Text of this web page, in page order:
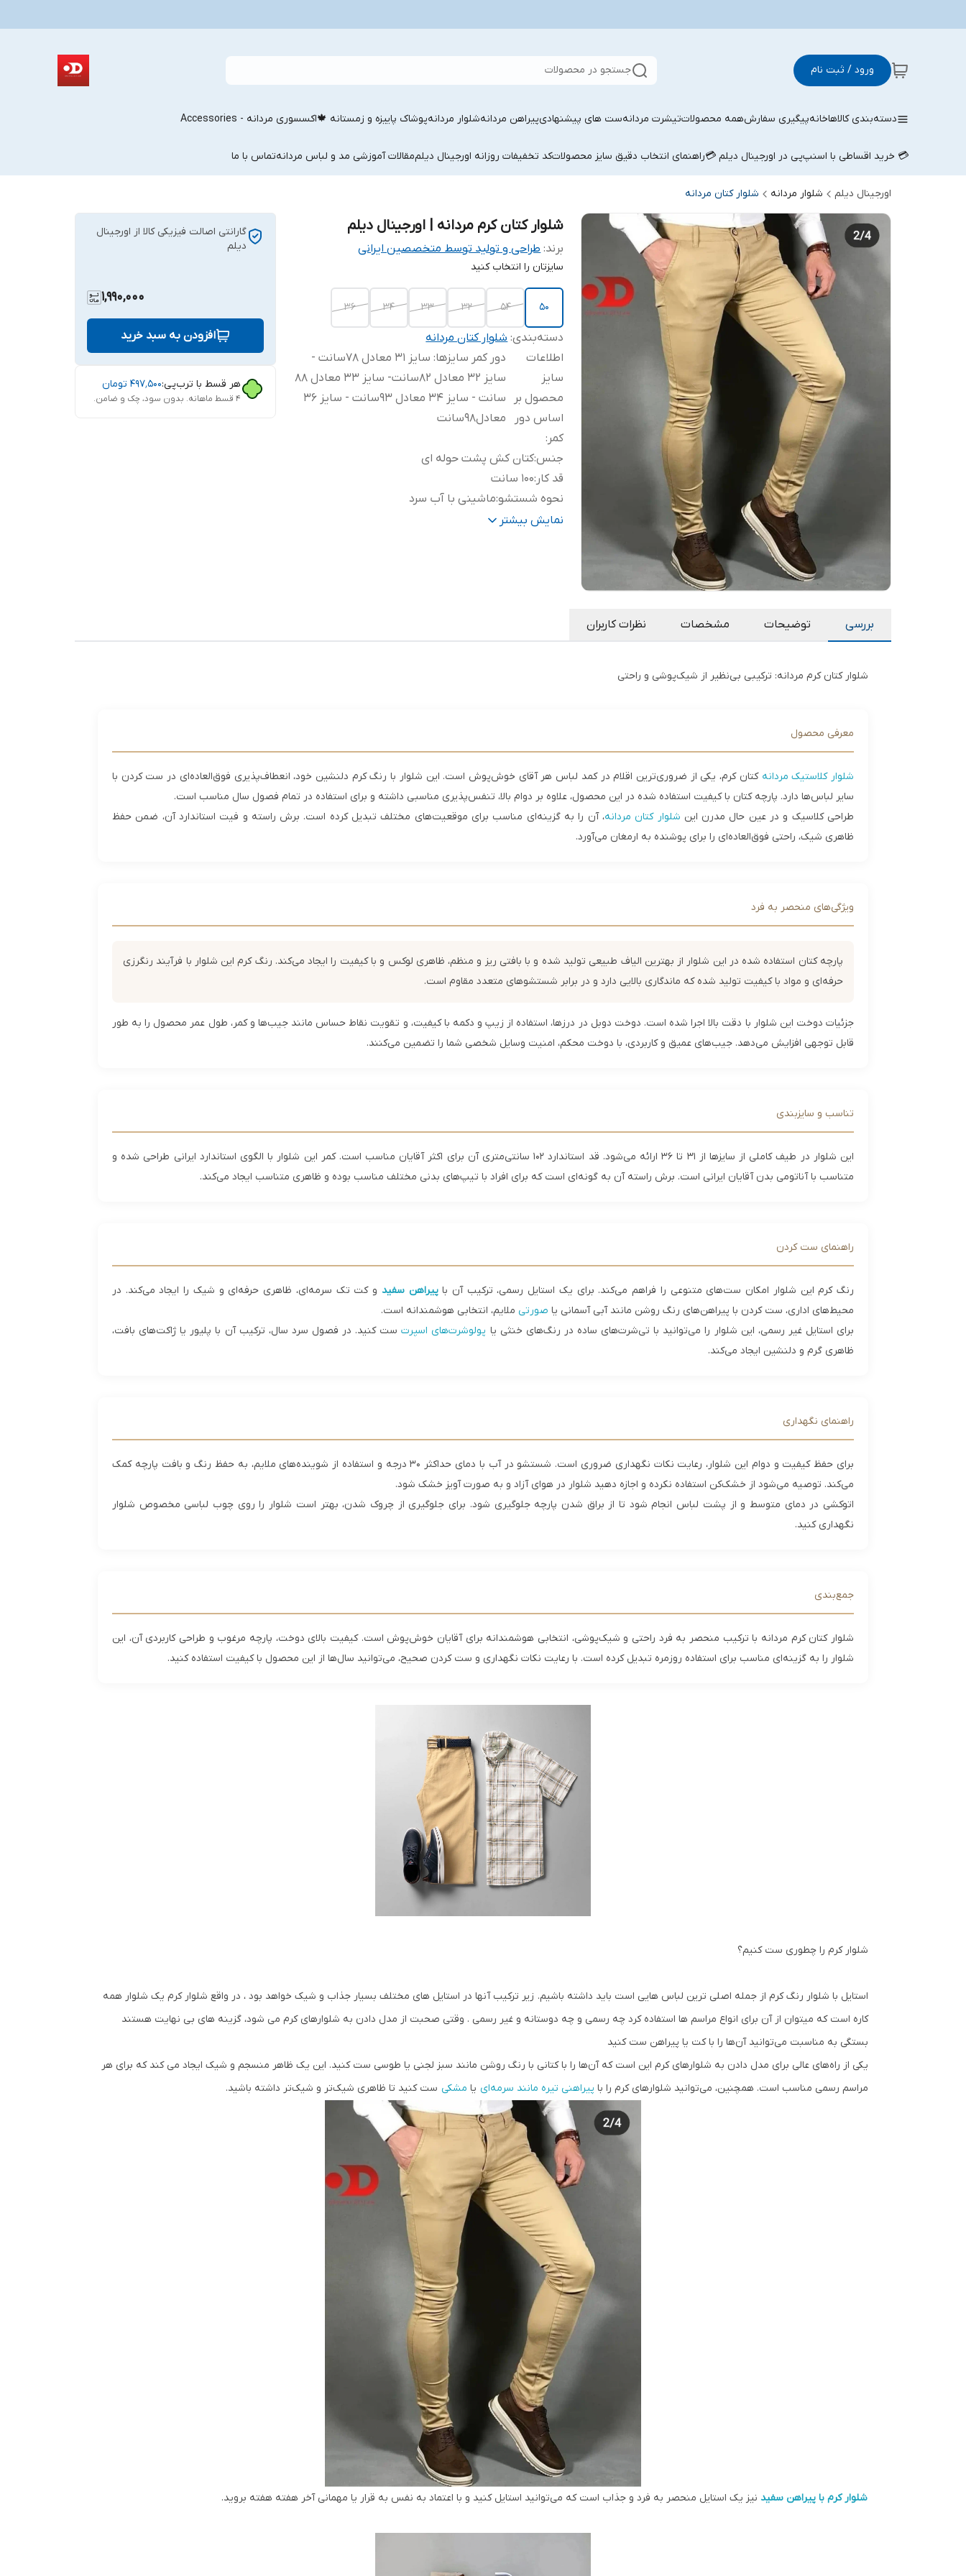
ورود / ثبت نام جستجو در محصولات
دسته‌بندی کالاهاخانهپیگیری سفارشهمه محصولاتتیشرت مردانهست های پیشنهادیپیراهن مردانهشلوار مردانهپوشاک پاییزه و زمستانه 🍁اکسسوری مردانه - Accessories
💳 خرید اقساطی با اسنپ‌پی در اورجینال دیلم 💳راهنمای انتخاب دقیق سایز محصولاتکد تخفیفات روزانه اورجینال دیلممقالات آموزشی مد و لباس مردانهتماس با ما
اورجینال دیلم شلوار مردانه شلوار کتان مردانه
شلوار کتان کرم مردانه | اورجینال دیلم
برند: طراحی و تولید توسط متخصصین ایرانی
سایزتان را انتخاب کنید
50
54 ۳۲ ۳۳ ۳۴ ۳۶
دسته‌بندی:شلوار کتان مردانه
اطلاعات
سایز
محصول بر
اساس دور
کمر :
دور کمر سایزها: سايز 31 معادل 78سانت -
سايز 32 معادل 82سانت- سايز 33 معادل 88
سانت - سايز 34 معادل 93سانت - سايز 36
معادل98سانت
جنس:کتان کش پشت حوله ای
قد کار :100 سانت
نحوه شستشو:ماشینی با آب سرد
مورد استفاده: سرکار دور همی مهمانی نمایش بیشتر
گارانتی اصالت فیزیکی کالا از اورجینال
دیلم
1,990,000
افزودن به سبد خرید
هر قسط با ترب‌پی:۴۹۷٬۵۰۰ تومان
۴ قسط ماهانه. بدون سود، چک و ضامن.
بررسی توضیحات مشخصات نظرات کاربران
شلوار کتان کرم مردانه: ترکیبی بی‌نظیر از شیک‌پوشی و راحتی
معرفی محصول
شلوار کلاستیک مردانه کتان کرم، یکی از ضروری‌ترین اقلام در کمد لباس هر آقای خوش‌پوش است. این شلوار با رنگ کرم دلنشین خود، انعطاف‌پذیری فوق‌العاده‌ای در ست کردن با
سایر لباس‌ها دارد. پارچه کتان با کیفیت استفاده شده در این محصول، علاوه بر دوام بالا، تنفس‌پذیری مناسبی داشته و برای استفاده در تمام فصول سال مناسب است.
طراحی کلاسیک و در عین حال مدرن این شلوار کتان مردانه، آن را به گزینه‌ای مناسب برای موقعیت‌های مختلف تبدیل کرده است. برش راسته و فیت استاندارد آن، ضمن حفظ
ظاهری شیک، راحتی فوق‌العاده‌ای را برای پوشنده به ارمغان می‌آورد.
ویژگی‌های منحصر به فرد
پارچه کتان استفاده شده در این شلوار از بهترین الیاف طبیعی تولید شده و با بافتی ریز و منظم، ظاهری لوکس و با کیفیت را ایجاد می‌کند. رنگ کرم این شلوار با فرآیند رنگرزی
حرفه‌ای و مواد با کیفیت تولید شده که ماندگاری بالایی دارد و در برابر شستشوهای متعدد مقاوم است.
جزئیات دوخت این شلوار با دقت بالا اجرا شده است. دوخت دوبل در درزها، استفاده از زیپ و دکمه با کیفیت، و تقویت نقاط حساس مانند جیب‌ها و کمر، طول عمر محصول را به طور
قابل توجهی افزایش می‌دهد. جیب‌های عمیق و کاربردی، با دوخت محکم، امنیت وسایل شخصی شما را تضمین می‌کنند.
تناسب و سایزبندی
این شلوار در طیف کاملی از سایزها از 31 تا 36 ارائه می‌شود. قد استاندارد 102 سانتی‌متری آن برای اکثر آقایان مناسب است. کمر این شلوار با الگوی استاندارد ایرانی طراحی شده و
متناسب با آناتومی بدن آقایان ایرانی است. برش راسته آن به گونه‌ای است که برای افراد با تیپ‌های بدنی مختلف مناسب بوده و ظاهری متناسب ایجاد می‌کند.
راهنمای ست کردن
رنگ کرم این شلوار امکان ست‌های متنوعی را فراهم می‌کند. برای یک استایل رسمی، ترکیب آن باپیراهن سفید و کت تک سرمه‌ای، ظاهری حرفه‌ای و شیک را ایجاد می‌کند. در
محیط‌های اداری، ست کردن با پیراهن‌های رنگ روشن مانند آبی آسمانی یا صورتی ملایم، انتخابی هوشمندانه است.
برای استایل غیر رسمی، این شلوار را می‌توانید با تی‌شرت‌های ساده در رنگ‌های خنثی یا پولوشرت‌های اسپرتست کنید. در فصول سرد سال، ترکیب آن با پلیور یا ژاکت‌های بافت،
ظاهری گرم و دلنشین ایجاد می‌کند.
راهنمای نگهداری
برای حفظ کیفیت و دوام این شلوار، رعایت نکات نگهداری ضروری است. شستشو در آب با دمای حداکثر 30 درجه و استفاده از شوینده‌های ملایم، به حفظ رنگ و بافت پارچه کمک
می‌کند. توصیه می‌شود از خشک‌کن استفاده نکرده و اجازه دهید شلوار در هوای آزاد و به صورت آویز خشک شود.
اتوکشی در دمای متوسط و از پشت لباس انجام شود تا از براق شدن پارچه جلوگیری شود. برای جلوگیری از چروک شدن، بهتر است شلوار را روی چوب لباسی مخصوص شلوار
نگهداری کنید.
جمع‌بندی
شلوار کتان کرم مردانه با ترکیب منحصر به فرد راحتی و شیک‌پوشی، انتخابی هوشمندانه برای آقایان خوش‌پوش است. کیفیت بالای دوخت، پارچه مرغوب و طراحی کاربردی آن، این
شلوار را به گزینه‌ای مناسب برای استفاده روزمره تبدیل کرده است. با رعایت نکات نگهداری و ست کردن صحیح، می‌توانید سال‌ها از این محصول با کیفیت استفاده کنید.
شلوار کرم را چطوری ست کنیم؟
استایل با شلوار رنگ کرم از جمله اصلی ترین لباس هایی است باید داشته باشیم. زیر ترکیب آنها در استایل های مختلف بسیار جذاب و شیک خواهد بود ، در واقع شلوار کرم یک شلوار همه
کاره است که میتوان از آن برای انواع مراسم ها استفاده کرد چه رسمی و چه دوستانه و غیر رسمی . وقتی صحبت از مدل دادن به شلوارهای کرم می شود، گزینه های بی نهایت هستند
بستگی به مناسبت می‌توانید آن‌ها را با کت یا پیراهن ست کنید
یکی از راه‌های عالی برای مدل دادن به شلوارهای کرم این است که آن‌ها را با کتانی با رنگ روشن مانند سبز لجنی یا طوسی ست کنید. این یک ظاهر منسجم و شیک ایجاد می کند که برای هر
مراسم رسمی مناسب است. همچنین، می‌توانید شلوارهای کرم را با پیراهنی تیره مانند سرمه‌ای یا مشکی ست کنید تا ظاهری شیک‌تر و شیک‌تر داشته باشید.
شلوار کرم با پیراهن سفید نیز یک استایل منحصر به فرد و جذاب است که می‌توانید استایل کنید و با اعتماد به نفس به قرار یا مهمانی آخر هفته هفته بروید.